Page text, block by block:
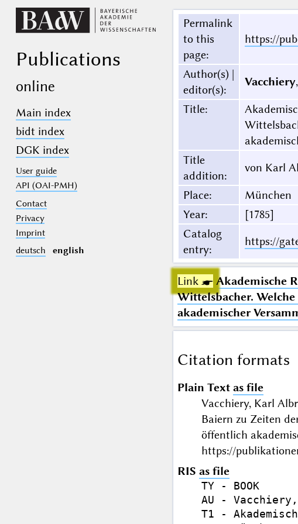
Publications
online
Main index
bidt index
DGK index
User guide
API (OAI-PMH)
Contact
Privacy
Imprint
deutsch
english
Permalink
to this
page:
https://
Author(s) |
editor(s):
Vacchiery
Title:
Title
addition:
von Karl
Place:
München
Year:
[1785]
Catalog
entry:
https://
Link ☛ Akademische
Wittelsbacher.
akademischer
Citation formats
Plain Text as file
Vacchiery, Karl
Baiern zu Zeiten
öffentlich
https://
RIS as file
TY - BOOK
AU -
T1 -